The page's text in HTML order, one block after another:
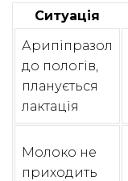
Ситуація
Арипіпразол
до пологів,
планується
лактація
Молоко не
приходить